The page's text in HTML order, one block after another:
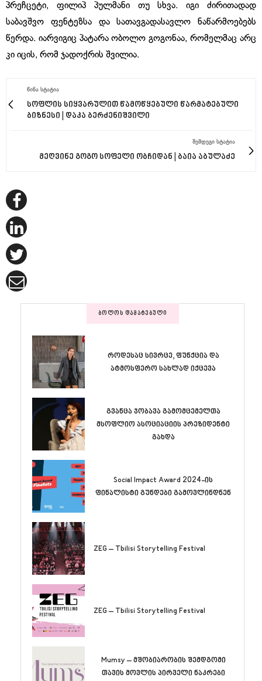
პრეჩცეტი, ფილიპ პულმანი თუ სხვა. იგი ძირითადად
საბავშვო ფენტეზსა და სათავგადასავლო ნაწარმოებებს
წერდა. იარვიგიც პატარა ობოლო გოგონაა, რომელმაც არც
კი იცის, რომ ჯადოქრის შვილია.
ᲬᲘᲜᲐ ᲡᲢᲐᲢᲘᲐ
სოფლის სიყვარულით წამოწყებული წარმატებული
ბიზნესი | დაკა ბერძენიშვილი
ᲨᲔᲛᲓᲔᲒᲘ ᲡᲢᲐᲢᲘᲐ
მეღვინე გოგო სოფელი ობჩიდან | ბაია აბულაძე
ᲑᲝᲚᲝᲡ ᲓᲐᲛᲐᲢᲔᲑᲣᲚᲘ
როდესაც სივრცე, ფუნქცია და
ატმოსფერო სახლად იქცევა
გვანცა ჯობავა გამომცემელთა
მსოფლიო ასოციაციის პრეზიდენტი
გახდა
Social Impact Award 2024-ის
ფინალისტი გუნდები გამოვლინდნენ
ZEG – Tbilisi Storytelling Festival
ZEG – Tbilisi Storytelling Festival
Mumsy – მშობიარობის შემდგომი
თავის მოვლის პირველი ნაკრები